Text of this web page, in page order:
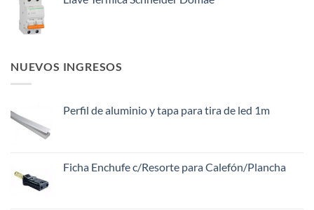
NUEVOS INGRESOS
Perfil de aluminio y tapa para tira de led 1m
Ficha Enchufe c/Resorte para Calefón/Plancha